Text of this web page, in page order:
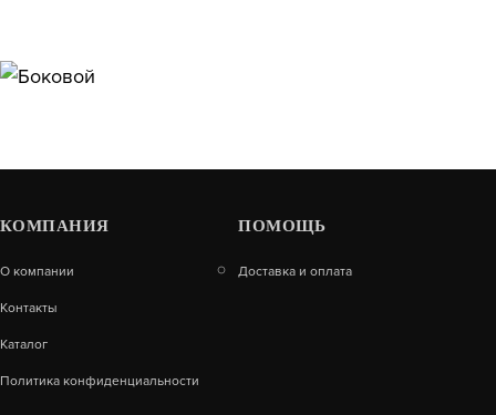
КОМПАНИЯ
О компании
Контакты
Каталог
Политика конфиденциальности
ПОМОЩЬ
Доставка и оплата